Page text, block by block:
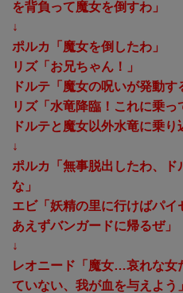
を背負って魔女を倒すわ」
↓
ポルカ「魔女を倒したわ」
リズ「お兄ちゃん！」
ドルテ「魔女の呪いが発動
リズ「水竜降臨！これに乗っ
ドルテと魔女以外水竜に乗り
↓
ポルカ「無事脱出したわ、
な」
エビ「妖精の里に行けばパイ
あえずバンガードに帰るぜ」
↓
レオニード「魔女…哀れな女
ていない、我が血を与えよう」